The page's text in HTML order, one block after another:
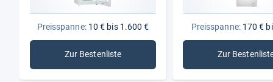
Innenbeleuchtung Nein
Preisspanne:10 € bis 1.600 €
Zur Bestenliste
: Tiefkühler
Preisspanne:170 €
Zur :